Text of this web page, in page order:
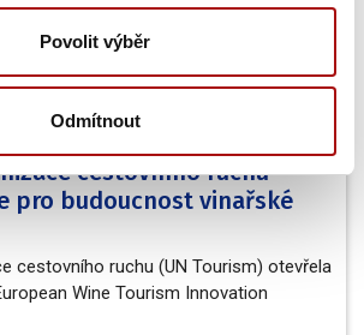
Povolit výběr
Odmítnout
cestovního ruchu
pro budoucnost vinařské
cestovního ruchu (UN Tourism) otevřela
Wine Tourism Innovation